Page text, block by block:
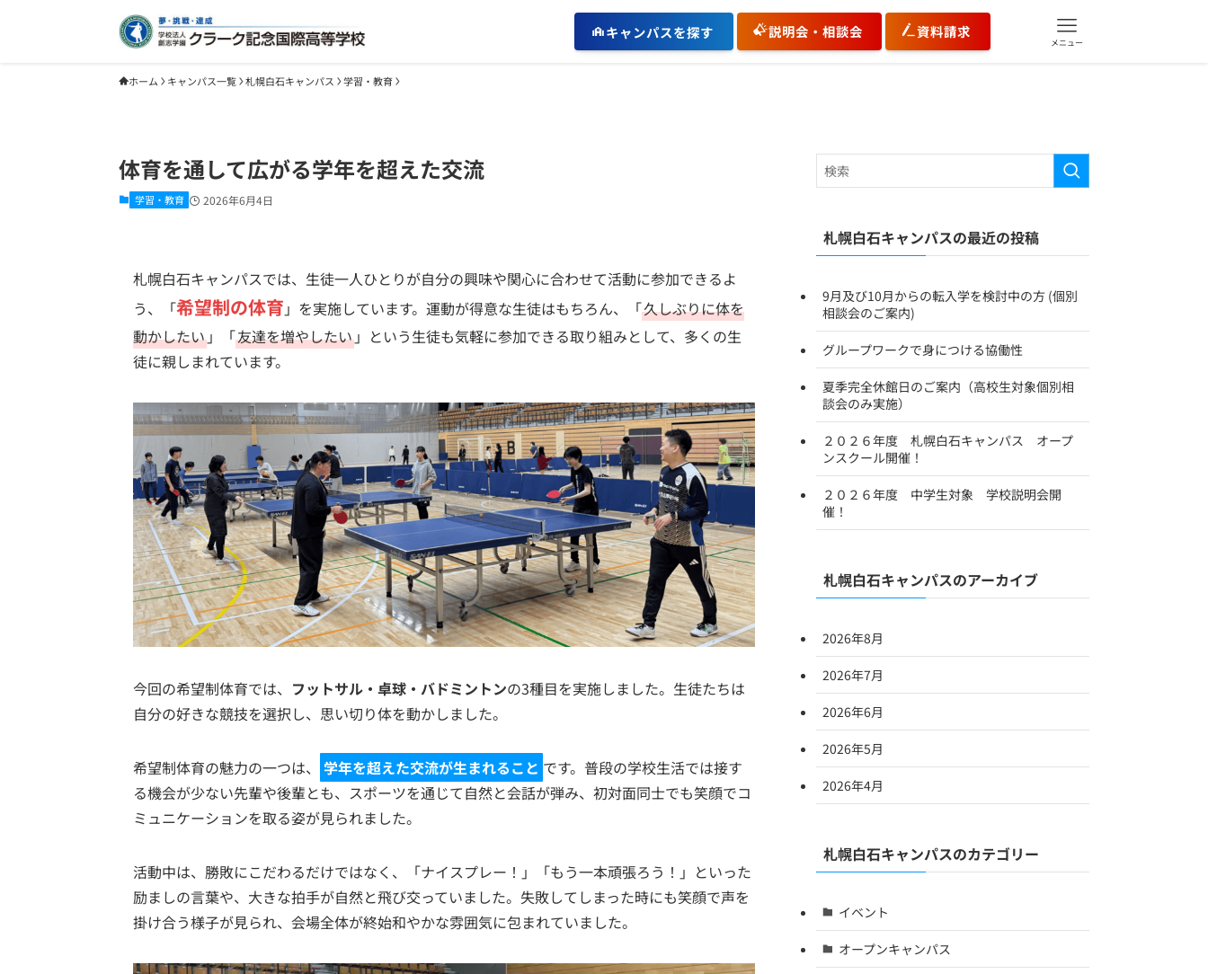
キャンパスを探す 説明会・相談会 資料請求
メニュー
ホーム キャンパス一覧 札幌白石キャンパス 学習・教育
体育を通して広がる学年を超えた交流
学習・教育 2026年6月4日
札幌白石キャンパスでは、生徒一人ひとりが自分の興味や関心に合わせて活動に参加できるよ
う、「希望制の体育 」を実施しています。運動が得意な生徒はもちろん、「久しぶりに体を
動かしたい 」「友達を増やしたい 」という生徒も気軽に参加できる取り組みとして、多くの生
徒に親しまれています。
今回の希望制体育では、 フットサル・卓球・バドミントンの3種目を実施しました。生徒たちは
自分の好きな競技を選択し、思い切り体を動かしました。
希望制体育の魅力の一つは、 学年を超えた交流が生まれること です。普段の学校生活では接す
る機会が少ない先輩や後輩とも、スポーツを通じて自然と会話が弾み、初対面同士でも笑顔でコ
ミュニケーションを取る姿が見られました。
活動中は、勝敗にこだわるだけではなく、「ナイスプレー！」「もう一本頑張ろう！」といった
励ましの言葉や、大きな拍手が自然と飛び交っていました。失敗してしまった時にも笑顔で声を
掛け合う様子が見られ、会場全体が終始和やかな雰囲気に包まれていました。
札幌白石キャンパスの最近の投稿
9月及び10月からの転入学を検討中の方 (個別
相談会のご案内)
グループワークで身につける協働性
夏季完全休館日のご案内（高校生対象個別相
談会のみ実施）
２０２６年度 札幌白石キャンパス オープ
ンスクール開催！
２０２６年度 中学生対象 学校説明会開
催！
札幌白石キャンパスのアーカイブ
2026年8月
2026年7月
2026年6月
2026年5月
2026年4月
札幌白石キャンパスのカテゴリー
イベント
オープンキャンパス